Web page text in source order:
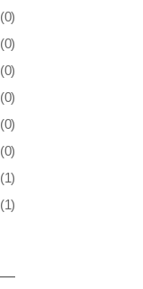
(0)
(0)
(0)
(0)
(0)
(0)
(1)
(1)